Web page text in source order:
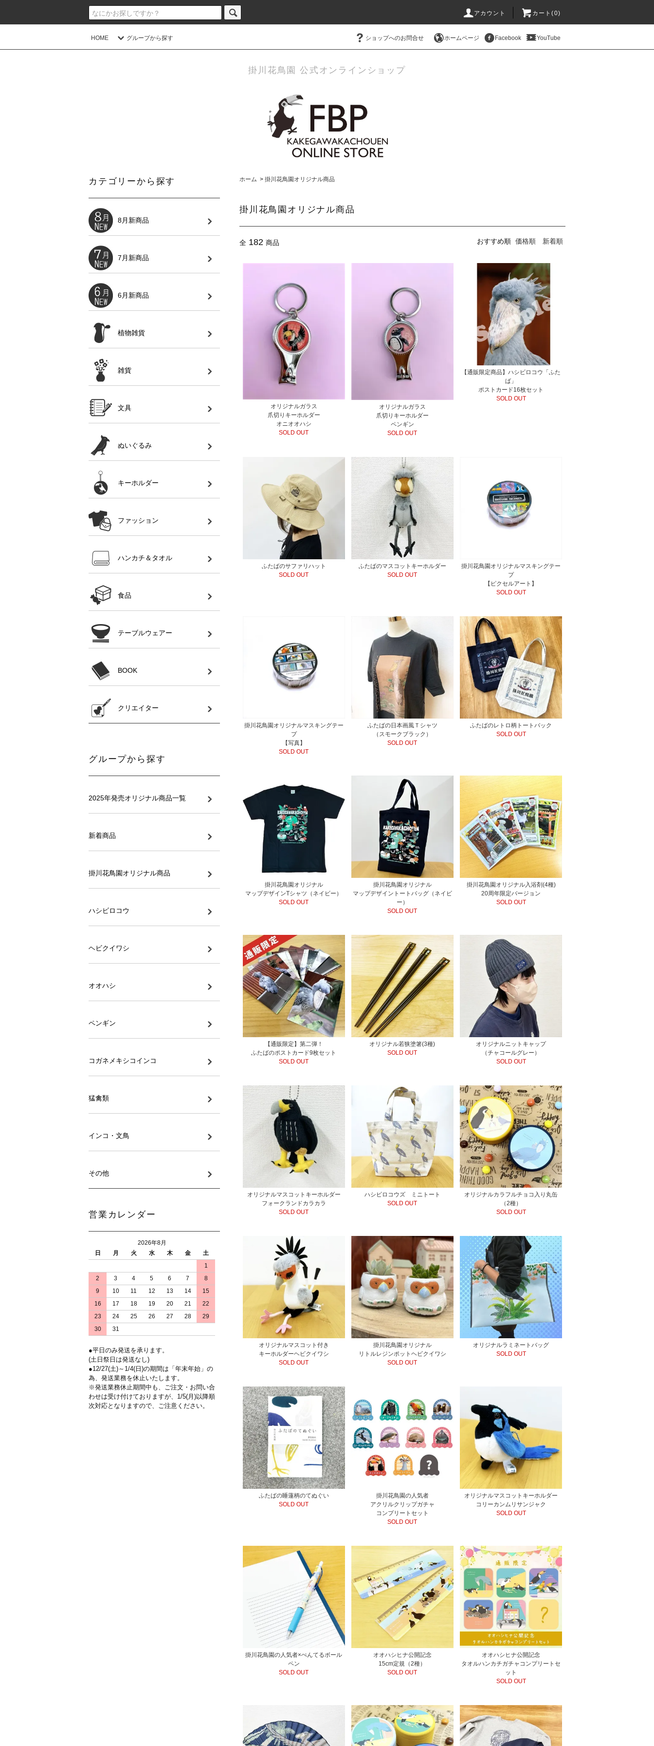
アカウント カート(0)
HOME グループから探す ショップへのお問合せ ホームページ Facebook YouTube
掛川花鳥園 公式オンラインショップ
ホーム > 掛川花鳥園オリジナル商品
掛川花鳥園オリジナル商品
全 182 商品 おすすめ順 価格順 新着順
オリジナルガラス
爪切りキーホルダー
オニオオハシ
SOLD OUT
オリジナルガラス
爪切りキーホルダー
ペンギン
SOLD OUT
【通販限定商品】ハシビロコウ「ふた
ば」
ポストカード16枚セット
SOLD OUT
ふたばのサファリハット
SOLD OUT
ふたばのマスコットキーホルダー
SOLD OUT
掛川花鳥園オリジナルマスキングテー
プ
【ピクセルアート】
SOLD OUT
掛川花鳥園オリジナルマスキングテー
プ
【写真】
SOLD OUT
ふたばの日本画風Ｔシャツ
（スモークブラック）
SOLD OUT
ふたばのレトロ柄トートバック
SOLD OUT
掛川花鳥園オリジナル
マップデザインTシャツ（ネイビー）
SOLD OUT
掛川花鳥園オリジナル
マップデザイントートバッグ（ネイビ
ー）
SOLD OUT
掛川花鳥園オリジナル入浴剤(4種)
20周年限定バージョン
SOLD OUT
【通販限定】第二弾！
ふたばのポストカード9枚セット
SOLD OUT
オリジナル若狭塗箸(3種)
SOLD OUT
オリジナルニットキャップ
（チャコールグレー）
SOLD OUT
オリジナルマスコットキーホルダー
フォークランドカラカラ
SOLD OUT
ハシビロコウズ ミニトート
SOLD OUT
オリジナルカラフルチョコ入り丸缶
（2種）
SOLD OUT
オリジナルマスコット付き
キーホルダーヘビクイワシ
SOLD OUT
掛川花鳥園オリジナル
リトルレジンポットヘビクイワシ
SOLD OUT
オリジナルラミネートバッグ
SOLD OUT
ふたばの睡蓮柄のてぬぐい
SOLD OUT
掛川花鳥園の人気者
アクリルクリップガチャ
コンプリートセット
SOLD OUT
オリジナルマスコットキーホルダー
コリーカンムリサンジャク
SOLD OUT
掛川花鳥園の人気者×ぺんてるボール
ペン
SOLD OUT
オオハシヒナ公開記念
15cm定規（2種）
SOLD OUT
オオハシヒナ公開記念
タオルハンカチガチャコンプリートセ
ット
SOLD OUT
カテゴリーから探す
8月新商品
7月新商品
6月新商品
植物雑貨
雑貨
文具
ぬいぐるみ
キーホルダー
ファッション
ハンカチ＆タオル
食品
テーブルウェアー
BOOK
クリエイター
グループから探す
2025年発売オリジナル商品一覧
新着商品
掛川花鳥園オリジナル商品
ハシビロコウ
ヘビクイワシ
オオハシ
ペンギン
コガネメキシコインコ
猛禽類
インコ・文鳥
その他
営業カレンダー
2026年8月
日
月 火 水 木 金
土
1
2
3 4 5 6 7
8
9
10 11 12 13 14
15
16
17 18 19 20 21
22
23
24 25 26 27 28
29
30
31
●平日のみ発送を承ります。
(土日祭日は発送なし)
●12/27(土)～1/4(日)の期間は「年末年始」の
為、発送業務を休止いたします。
※発送業務休止期間中も、ご注文・お問い合
わせは受け付けておりますが、1/5(月)以降順
次対応となりますので、ご注意ください。